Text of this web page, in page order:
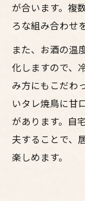
が合います。複
ろな組み合わせ
また、お酒の温
化しますので、
み方にもこだわ
いタレ焼鳥に甘
があります。自
夫することで、
楽しめます。